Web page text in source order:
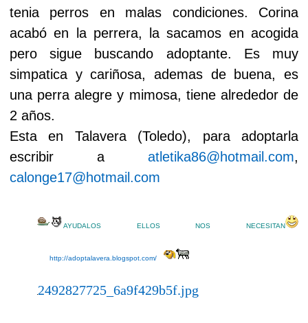
tenia perros en malas condiciones. Corina
acabó en la perrera, la sacamos en acogida
pero sigue buscando adoptante. Es muy
simpatica y cariñosa, ademas de buena, es
una perra alegre y mimosa, tiene alrededor de
2 años.
Esta en Talavera (Toledo), para adoptarla
escribir a atletika86@hotmail.com,
calonge17@hotmail.com
AYUDALOS ELLOS NOS NECESITAN
http://adoptalavera.blogspot.com/
2492827725_6a9f429b5f.jpg